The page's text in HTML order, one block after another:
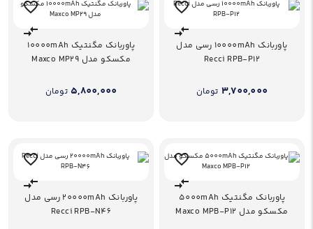
پاوربانک 10000mAh رسی مدل
Recci RPB-P12
3,700,000 تومان
پاوربانک مگنتیک 10000mAh
مکسکو مدل Maxco MP29
5,800,000 تومان
پاوربانک مگنتیک 5000mAh
مکسکو مدل Maxco MPB-P12
پاوربانک 20000mAh رسی مدل
Recci RPB-N46